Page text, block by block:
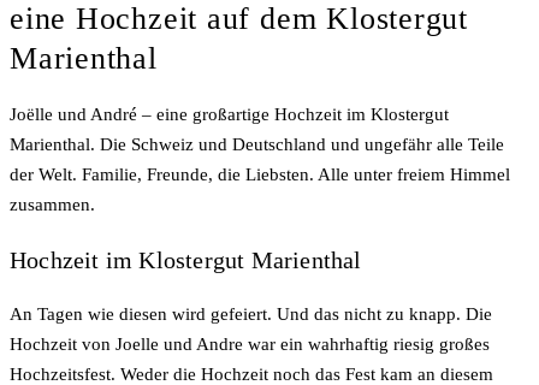
eine Hochzeit auf dem Klostergut
Marienthal
Joëlle und André – eine großartige Hochzeit im Klostergut
Marienthal. Die Schweiz und Deutschland und ungefähr alle Teile
der Welt. Familie, Freunde, die Liebsten. Alle unter freiem Himmel
zusammen.
Hochzeit im Klostergut Marienthal
An Tagen wie diesen wird gefeiert. Und das nicht zu knapp. Die
Hochzeit von Joelle und Andre war ein wahrhaftig riesig großes
Hochzeitsfest. Weder die Hochzeit noch das Fest kam an diesem